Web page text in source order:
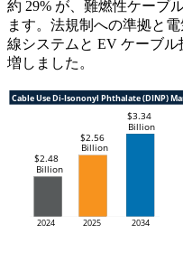
約 29% が、難燃性ケーブ
ます。法規制への準拠と
線システムと EV ケーブル
増しました。